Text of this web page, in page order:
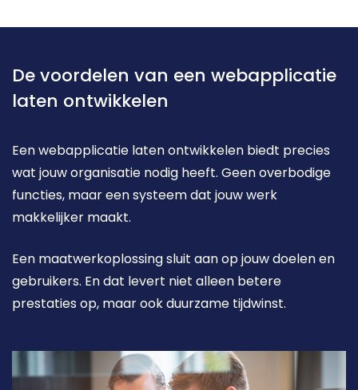
De voordelen van een webapplicatie
laten ontwikkelen
Een webapplicatie laten ontwikkelen biedt precies
wat jouw organisatie nodig heeft. Geen overbodige
functies, maar een systeem dat jouw werk
makkelijker maakt.
Een maatwerkoplossing sluit aan op jouw doelen en
gebruikers. En dat levert niet alleen betere
prestaties op, maar ook duurzame tijdwinst.